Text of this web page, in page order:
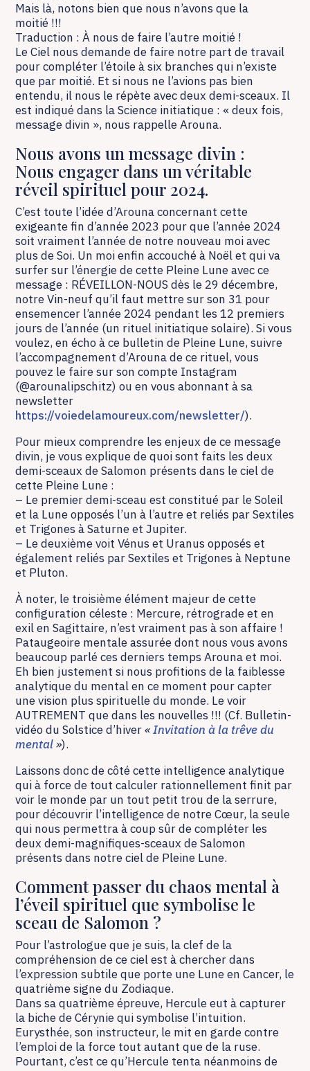
Mais là, notons bien que nous n’avons que la
moitié !!!
Traduction : À nous de faire l’autre moitié !
Le Ciel nous demande de faire notre part de travail
pour compléter l’étoile à six branches qui n’existe
que par moitié. Et si nous ne l’avions pas bien
entendu, il nous le répète avec deux demi-sceaux. Il
est indiqué dans la Science initiatique : « deux fois,
message divin », nous rappelle Arouna.
Nous avons un message divin :
Nous engager dans un véritable
réveil spirituel pour 2024.
C’est toute l’idée d’Arouna concernant cette
exigeante fin d’année 2023 pour que l’année 2024
soit vraiment l’année de notre nouveau moi avec
plus de Soi. Un moi enfin accouché à Noël et qui va
surfer sur l’énergie de cette Pleine Lune avec ce
message : RÉVEILLON-NOUS dès le 29 décembre,
notre Vin-neuf qu’il faut mettre sur son 31 pour
ensemencer l’année 2024 pendant les 12 premiers
jours de l’année (un rituel initiatique solaire). Si vous
voulez, en écho à ce bulletin de Pleine Lune, suivre
l’accompagnement d’Arouna de ce rituel, vous
pouvez le faire sur son compte Instagram
(@arounalipschitz) ou en vous abonnant à sa
newsletter
https://voiedelamoureux.com/newsletter/).
Pour mieux comprendre les enjeux de ce message
divin, je vous explique de quoi sont faits les deux
demi-sceaux de Salomon présents dans le ciel de
cette Pleine Lune :
– Le premier demi-sceau est constitué par le Soleil
et la Lune opposés l’un à l’autre et reliés par Sextiles
et Trigones à Saturne et Jupiter.
– Le deuxième voit Vénus et Uranus opposés et
également reliés par Sextiles et Trigones à Neptune
et Pluton.
À noter, le troisième élément majeur de cette
configuration céleste : Mercure, rétrograde et en
exil en Sagittaire, n’est vraiment pas à son affaire !
Pataugeoire mentale assurée dont nous vous avons
beaucoup parlé ces derniers temps Arouna et moi.
Eh bien justement si nous profitions de la faiblesse
analytique du mental en ce moment pour capter
une vision plus spirituelle du monde. Le voir
AUTREMENT que dans les nouvelles !!! (Cf. Bulletin-
vidéo du Solstice d’hiver«Invitation à la trêve du
mental»).
Laissons donc de côté cette intelligence analytique
qui à force de tout calculer rationnellement finit par
voir le monde par un tout petit trou de la serrure,
pour découvrir l’intelligence de notre Cœur, la seule
qui nous permettra à coup sûr de compléter les
deux demi-magnifiques-sceaux de Salomon
présents dans notre ciel de Pleine Lune.
Comment passer du chaos mental à
l’éveil spirituel que symbolise le
sceau de Salomon ?
Pour l’astrologue que je suis, la clef de la
compréhension de ce ciel est à chercher dans
l’expression subtile que porte une Lune en Cancer, le
quatrième signe du Zodiaque.
Dans sa quatrième épreuve, Hercule eut à capturer
la biche de Cérynie qui symbolise l’intuition.
Eurysthée, son instructeur, le mit en garde contre
l’emploi de la force tout autant que de la ruse.
Pourtant, c’est ce qu’Hercule tenta néanmoins de